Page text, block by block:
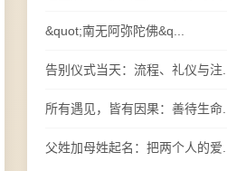
&quot;南无阿弥陀佛&q...
告别仪式当天：流程、礼仪与注...
所有遇见，皆有因果：善待生命...
父姓加母姓起名：把两个人的爱...